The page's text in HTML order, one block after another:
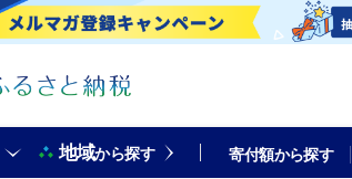
地域から探す 寄付額から探す